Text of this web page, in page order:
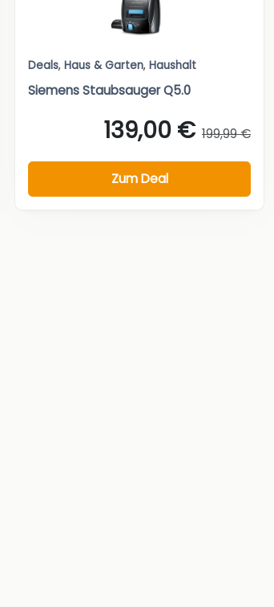
Deals, Haus & Garten, Haushalt
Siemens Staubsauger Q5.0
139,00 € 199,99 €
Zum Deal